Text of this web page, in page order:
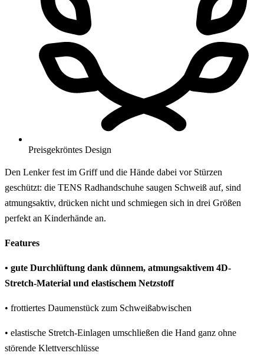
Preisgekröntes Design
Den Lenker fest im Griff und die Hände dabei vor Stürzen
geschützt: die TENS Radhandschuhe saugen Schweiß auf, sind
atmungsaktiv, drücken nicht und schmiegen sich in drei Größen
perfekt an Kinderhände an.
Features
• gute Durchlüftung dank dünnem, atmungsaktivem 4D-
Stretch-Material und elastischem Netzstoff
• frottiertes Daumenstück zum Schweißabwischen
• elastische Stretch-Einlagen umschließen die Hand ganz ohne
störende Klettverschlüsse